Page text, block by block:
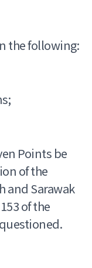
the following:
Points be
of the
and Sarawak
of the